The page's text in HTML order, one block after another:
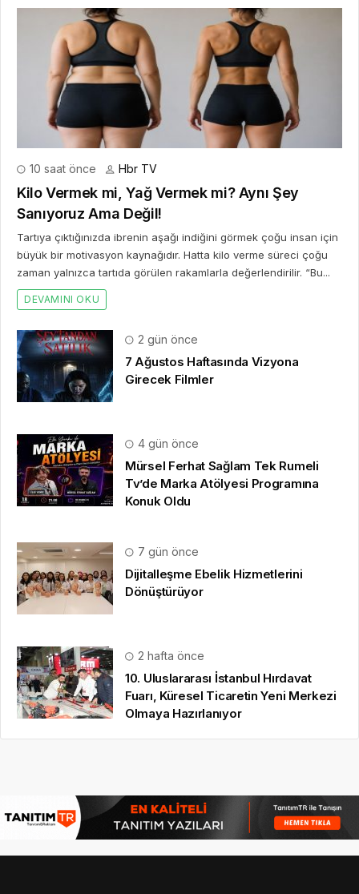
10 saat önce Hbr TV
Kilo Vermek mi, Yağ Vermek mi? Aynı Şey
Sanıyoruz Ama Değil!
Tartıya çıktığınızda ibrenin aşağı indiğini görmek çoğu insan için
büyük bir motivasyon kaynağıdır. Hatta kilo verme süreci çoğu
zaman yalnızca tartıda görülen rakamlarla değerlendirilir. “Bu...
DEVAMINI OKU
2 gün önce
7 Ağustos Haftasında Vizyona
Girecek Filmler
4 gün önce
Mürsel Ferhat Sağlam Tek Rumeli
Tv’de Marka Atölyesi Programına
Konuk Oldu
7 gün önce
Dijitalleşme Ebelik Hizmetlerini
Dönüştürüyor
2 hafta önce
10. Uluslararası İstanbul Hırdavat
Fuarı, Küresel Ticaretin Yeni Merkezi
Olmaya Hazırlanıyor